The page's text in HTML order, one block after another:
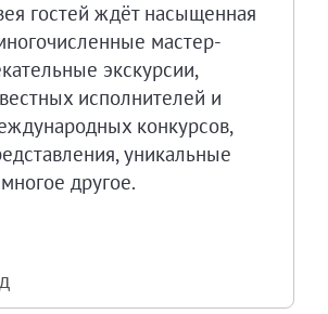
гостей ждёт насыщенная
мастер-
экскурсии,
исполнителей и
конкурсов,
уникальные
другое.